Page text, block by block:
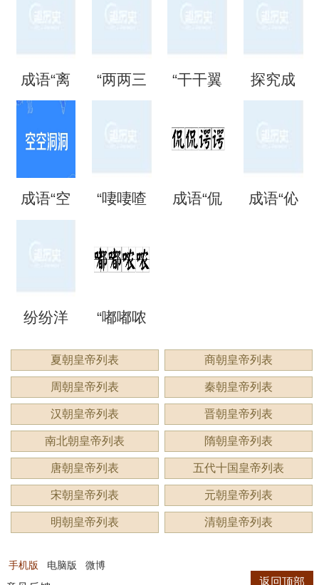
是什么 么意
里？
法、典
故和出
么意
成语“离
读？用
“两两三
是什么
意思？
“干干翼
是什么
探究成
含义与
成语“空
么意
思？
“啛啛喳
是什么
意思？
成语“侃
思？用
来形容
什么？
成语“伈
什么意
思？
纷纷洋
洋：描
绘繁复
景象的
生动成
语
“嘟嘟哝
哝”是成
语吗？
用来形
容什
么？
夏朝皇帝列表 商朝皇帝列表
周朝皇帝列表 秦朝皇帝列表
汉朝皇帝列表 晋朝皇帝列表
南北朝皇帝列表 隋朝皇帝列表
唐朝皇帝列表 五代十国皇帝列表
宋朝皇帝列表 元朝皇帝列表
明朝皇帝列表 清朝皇帝列表
手机版 电脑版 微博
返回顶部